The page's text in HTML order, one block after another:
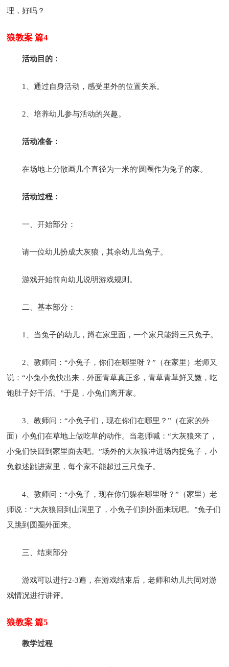
理，好吗？
狼教案 篇4
活动目的：
1、通过自身活动，感受里外的位置关系。
2、培养幼儿参与活动的兴趣。
活动准备：
在场地上分散画几个直径为一米的'圆圈作为兔子的家。
活动过程：
一、开始部分：
请一位幼儿扮成大灰狼，其余幼儿当兔子。
游戏开始前向幼儿说明游戏规则。
二、基本部分：
1、当兔子的幼儿，蹲在家里面，一个家只能蹲三只兔子。
2、教师问：“小兔子，你们在哪里呀？”（在家里）老师又
说：“小兔小兔快出来，外面青草真正多，青草青草鲜又嫩，吃
饱肚子好干活。”于是，小兔们离开家。
3、教师问：“小兔子们，现在你们在哪里？”（在家的外
面）小兔们在草地上做吃草的动作。当老师喊：“大灰狼来了，
小兔们快回到家里面去吧。”场外的大灰狼冲进场内捉兔子，小
兔叙述跳进家里，每个家不能超过三只兔子。
4、教师问：“小兔子，现在你们躲在哪里呀？”（家里）老
师说：“大灰狼回到山洞里了，小兔子们到外面来玩吧。”兔子们
又跳到圆圈外面来。
三、结束部分
游戏可以进行2-3遍，在游戏结束后，老师和幼儿共同对游
戏情况进行讲评。
狼教案 篇5
教学过程